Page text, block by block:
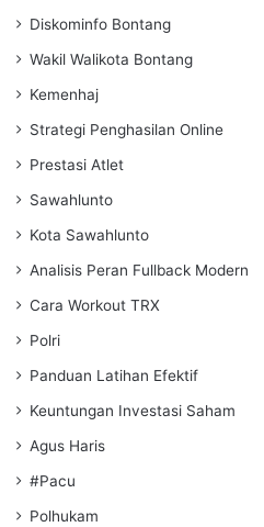
Diskominfo Bontang
Wakil Walikota Bontang
Kemenhaj
Strategi Penghasilan Online
Prestasi Atlet
Sawahlunto
Kota Sawahlunto
Analisis Peran Fullback Modern
Cara Workout TRX
Polri
Panduan Latihan Efektif
Keuntungan Investasi Saham
Agus Haris
#Pacu
Polhukam